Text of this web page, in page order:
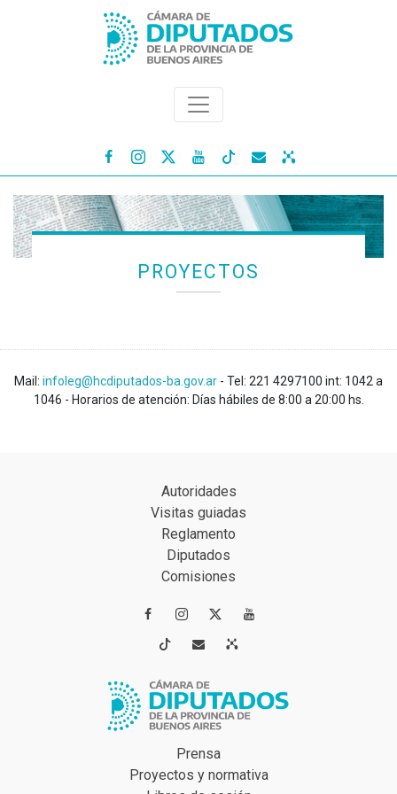
   
PROYECTOS
Mail: infoleg@hcdiputados-ba.gov.ar - Tel: 221 4297100 int: 1042 a
1046 - Horarios de atención: Días hábiles de 8:00 a 20:00 hs.
Autoridades
Visitas guiadas
Reglamento
Diputados
Comisiones
 
 
Prensa
Proyectos y normativa